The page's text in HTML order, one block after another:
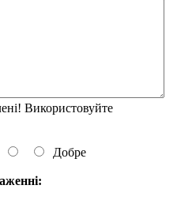
Використовуйте
Добре